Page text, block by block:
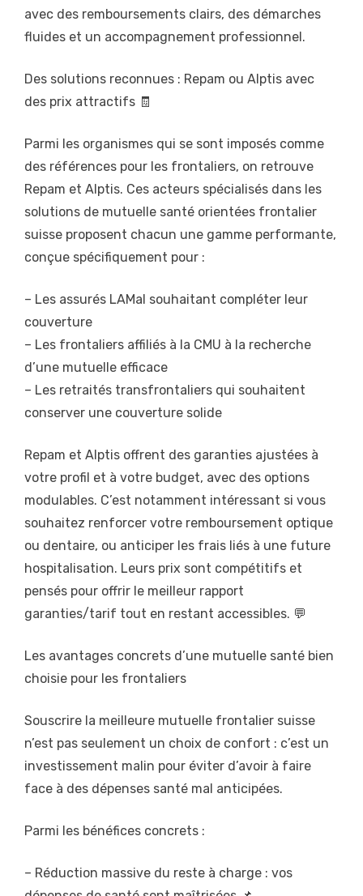
avec des remboursements clairs, des démarches
fluides et un accompagnement professionnel.
Des solutions reconnues : Repam ou Alptis avec
des prix attractifs 🧾
Parmi les organismes qui se sont imposés comme
des références pour les frontaliers, on retrouve
Repam et Alptis. Ces acteurs spécialisés dans les
solutions de mutuelle santé orientées frontalier
suisse proposent chacun une gamme performante,
conçue spécifiquement pour :
– Les assurés LAMal souhaitant compléter leur
couverture
– Les frontaliers affiliés à la CMU à la recherche
d’une mutuelle efficace
– Les retraités transfrontaliers qui souhaitent
conserver une couverture solide
Repam et Alptis offrent des garanties ajustées à
votre profil et à votre budget, avec des options
modulables. C’est notamment intéressant si vous
souhaitez renforcer votre remboursement optique
ou dentaire, ou anticiper les frais liés à une future
hospitalisation. Leurs prix sont compétitifs et
pensés pour offrir le meilleur rapport
garanties/tarif tout en restant accessibles. 💬
Les avantages concrets d’une mutuelle santé bien
choisie pour les frontaliers
Souscrire la meilleure mutuelle frontalier suisse
n’est pas seulement un choix de confort : c’est un
investissement malin pour éviter d’avoir à faire
face à des dépenses santé mal anticipées.
Parmi les bénéfices concrets :
– Réduction massive du reste à charge : vos